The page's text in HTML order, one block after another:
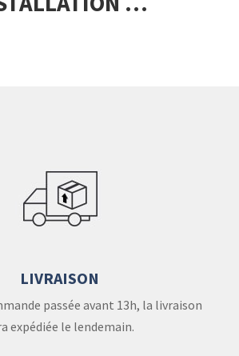
LIVRAISON
passée avant 13h, la livraison
expédiée le lendemain.